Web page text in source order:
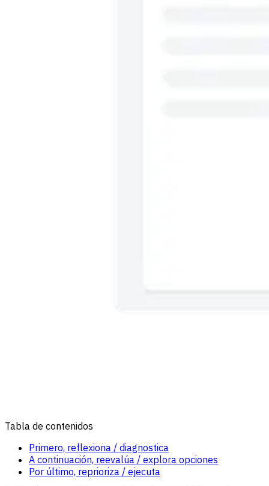
Tabla de contenidos
Primero, reflexiona / diagnostica
A continuación, reevalúa / explora opciones
Por último, reprioriza / ejecuta